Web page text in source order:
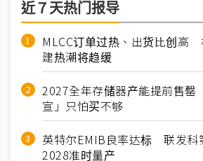
近７天热门报导
MLCC订单过热、出货比创高
建热潮将趋缓
2027全年存储器产能提前售
宣」只怕买不够
英特尔EMIB良率达标 联发科
2028准时量产